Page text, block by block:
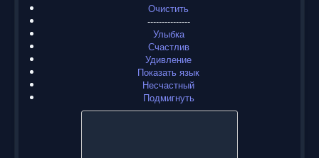
Очистить
---------------
Улыбка
Счастлив
Удивление
Показать язык
Несчастный
Подмигнуть